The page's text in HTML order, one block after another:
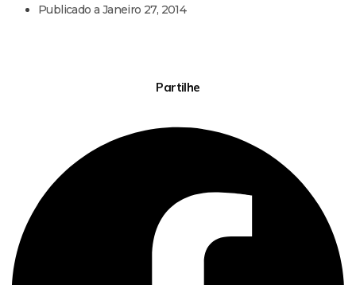
Publicado a Janeiro 27, 2014
Partilhe